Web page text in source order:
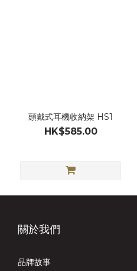
頭戴式耳機收納架 HS1
HK$585.00
關於我們
品牌故事